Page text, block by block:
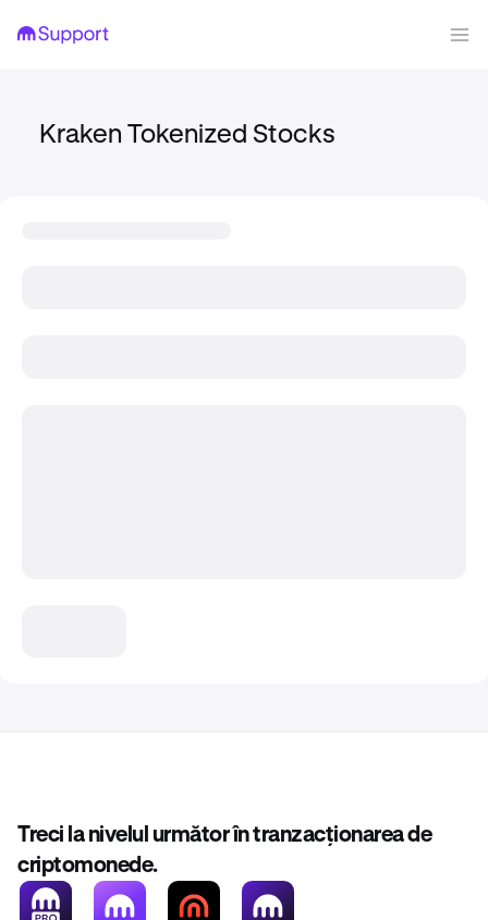
Kraken Tokenized Stocks
Treci la nivelul următor în tranzacționarea de
criptomonede.